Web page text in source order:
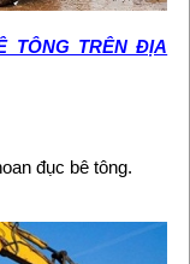
TÔNG TRÊN ĐỊA
đục bê tông.